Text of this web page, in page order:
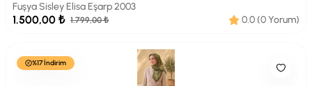
Fuşya Sisley Elisa Eşarp 2003
1.500,00 ₺ 1.799,00 ₺ 0.0 (0 Yorum)
%17 İndirim